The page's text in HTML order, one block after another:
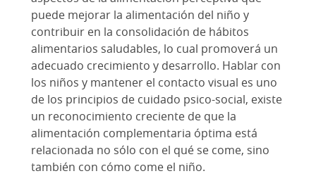
puede mejorar la alimentación del niño y
contribuir en la consolidación de hábitos
alimentarios saludables, lo cual promoverá un
adecuado crecimiento y desarrollo. Hablar con
los niños y mantener el contacto visual es uno
de los principios de cuidado psico-social, existe
un reconocimiento creciente de que la
alimentación complementaria óptima está
relacionada no sólo con el qué se come, sino
también con cómo come el niño.